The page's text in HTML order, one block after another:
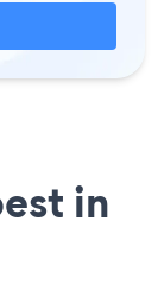
in